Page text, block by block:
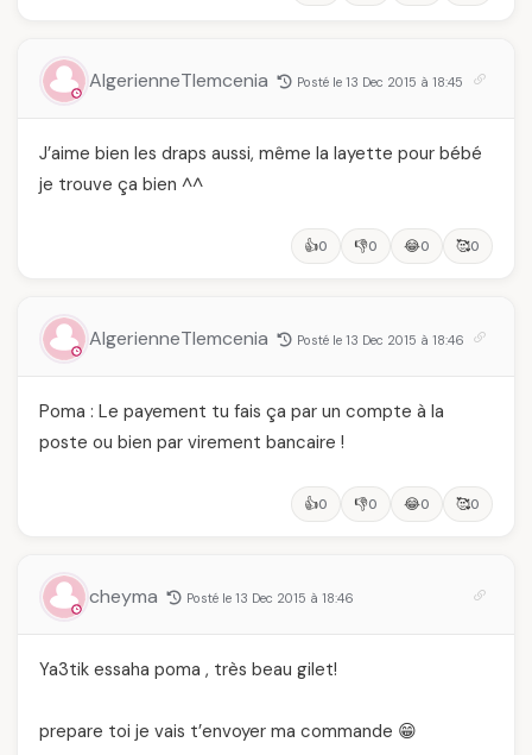
AlgerienneTlemcenia Posté le 13 Dec 2015 à 18:45
J’aime bien les draps aussi, même la layette pour bébé
je trouve ça bien ^^
👍0 👎0 😂0 🥰0
AlgerienneTlemcenia Posté le 13 Dec 2015 à 18:46
Poma : Le payement tu fais ça par un compte à la
poste ou bien par virement bancaire !
👍0 👎0 😂0 🥰0
cheyma Posté le 13 Dec 2015 à 18:46
Ya3tik essaha poma , très beau gilet!
prepare toi je vais t’envoyer ma commande 😁